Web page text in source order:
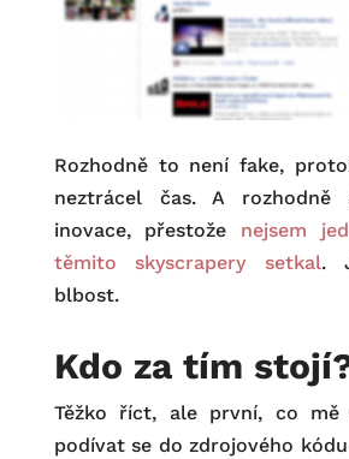
Rozhodně to není fake,
neztrácel čas. A
inovace, přestože nejsem
těmito skyscrapery setkal.
blbost.
Kdo za tím
Těžko říct, ale první, co mě
podívat se do zdrojového